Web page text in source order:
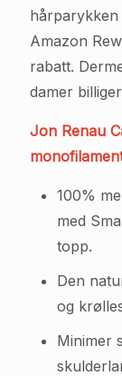
Amazon
rabatt.
damer
Jon Renau
100%
med
topp.
Den
og
Minimer